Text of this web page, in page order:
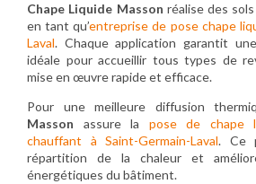
Chape Liquide Masson réalise des
en tant qu’entreprise de pose chape
Laval. Chaque application garantit
idéale pour accueillir tous types de
mise en œuvre rapide et efficace.
Pour une meilleure diffusion
Masson assure la pose de chape
chauffant à Saint-Germain-Laval. Ce
répartition de la chaleur et
énergétiques du bâtiment.